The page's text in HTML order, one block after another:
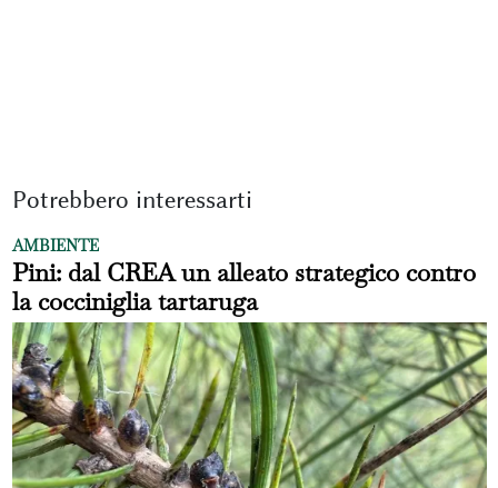
Potrebbero interessarti
AMBIENTE
Pini: dal CREA un alleato strategico contro
la cocciniglia tartaruga